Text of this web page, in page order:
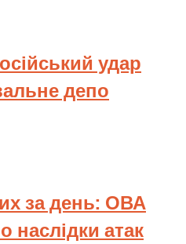
удар
депо
за день: ОВА
наслідки атак